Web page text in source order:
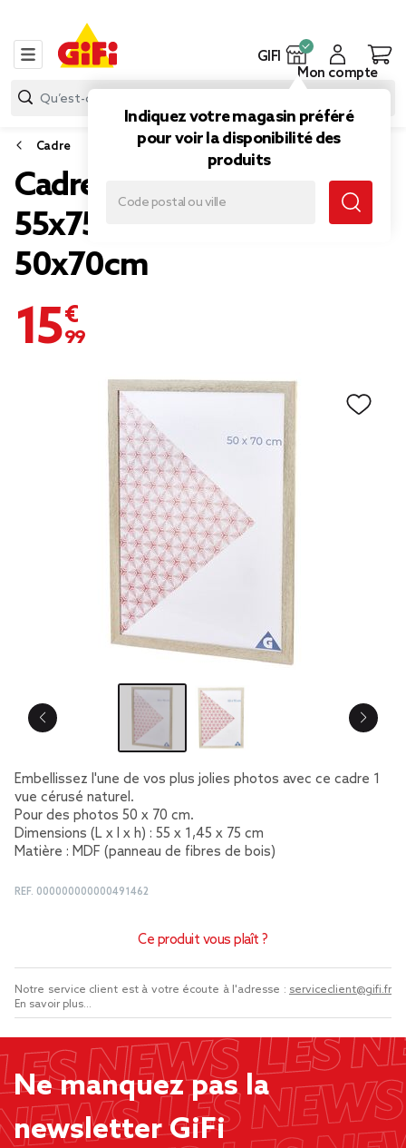
GIFI
Indiquez votre magasin préféré
pour voir la disponibilité des
produits
Mon compte
Cadre
Cadre photo cérusé
55x75cm pour photo
50x70cm
15,99 €
Embellissez l'une de vos plus jolies photos avec ce cadre 1
vue cérusé naturel.
Pour des photos 50 x 70 cm.
Dimensions (L x l x h) : 55 x 1,45 x 75 cm
Matière : MDF (panneau de fibres de bois)
REF. 000000000000491462
Ce produit vous plaît ?
Notre service client est à votre écoute à l'adresse : serviceclient@gifi.fr
En savoir plus...
Ne manquez pas la
newsletter GiFi